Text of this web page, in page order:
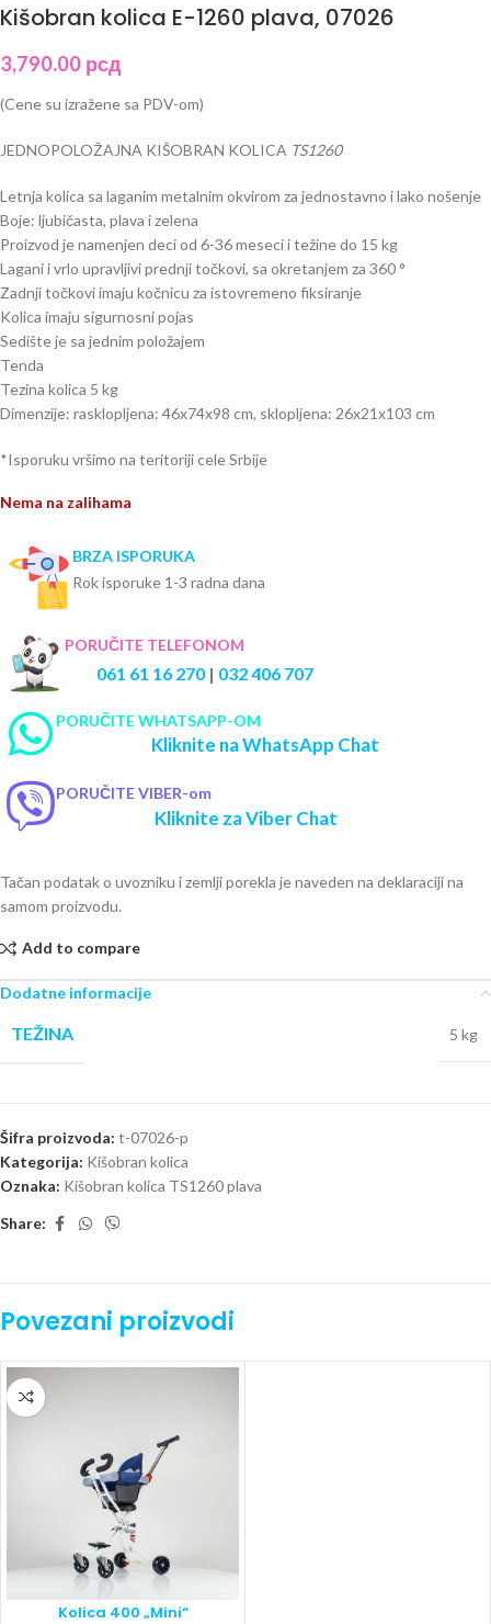
Kišobran kolica E-1260 plava, 07026
3,790.00 рсд
(Cene su izražene sa PDV-om)
JEDNOPOLOŽAJNA KIŠOBRAN KOLICA TS1260
Letnja kolica sa laganim metalnim okvirom za jednostavno i lako nošenje
Boje: ljubičasta, plava i zelena
Proizvod je namenjen deci od 6-36 meseci i težine do 15 kg
Lagani i vrlo upravljivi prednji točkovi, sa okretanjem za 360 °
Zadnji točkovi imaju kočnicu za istovremeno fiksiranje
Kolica imaju sigurnosni pojas
Sedište je sa jednim položajem
Tenda
Tezina kolica 5 kg
Dimenzije: rasklopljena: 46x74x98 cm, sklopljena: 26x21x103 cm
*Isporuku vršimo na teritoriji cele Srbije
Nema na zalihama
BRZA ISPORUKA
Rok isporuke 1-3 radna dana
PORUČITE TELEFONOM
061 61 16 270 | 032 406 707
PORUČITE WHATSAPP-OM
Kliknite na WhatsApp Chat
PORUČITE VIBER-om
Kliknite za Viber Chat
Tačan podatak o uvozniku i zemlji porekla je naveden na deklaraciji na
samom proizvodu.
Add to compare
Dodatne informacije
TEŽINA 5 kg
Šifra proizvoda: t-07026-p
Kategorija: Kišobran kolica
Oznaka: Kišobran kolica TS1260 plava
Share:
Povezani proizvodi
Kolica 400 „Mini“